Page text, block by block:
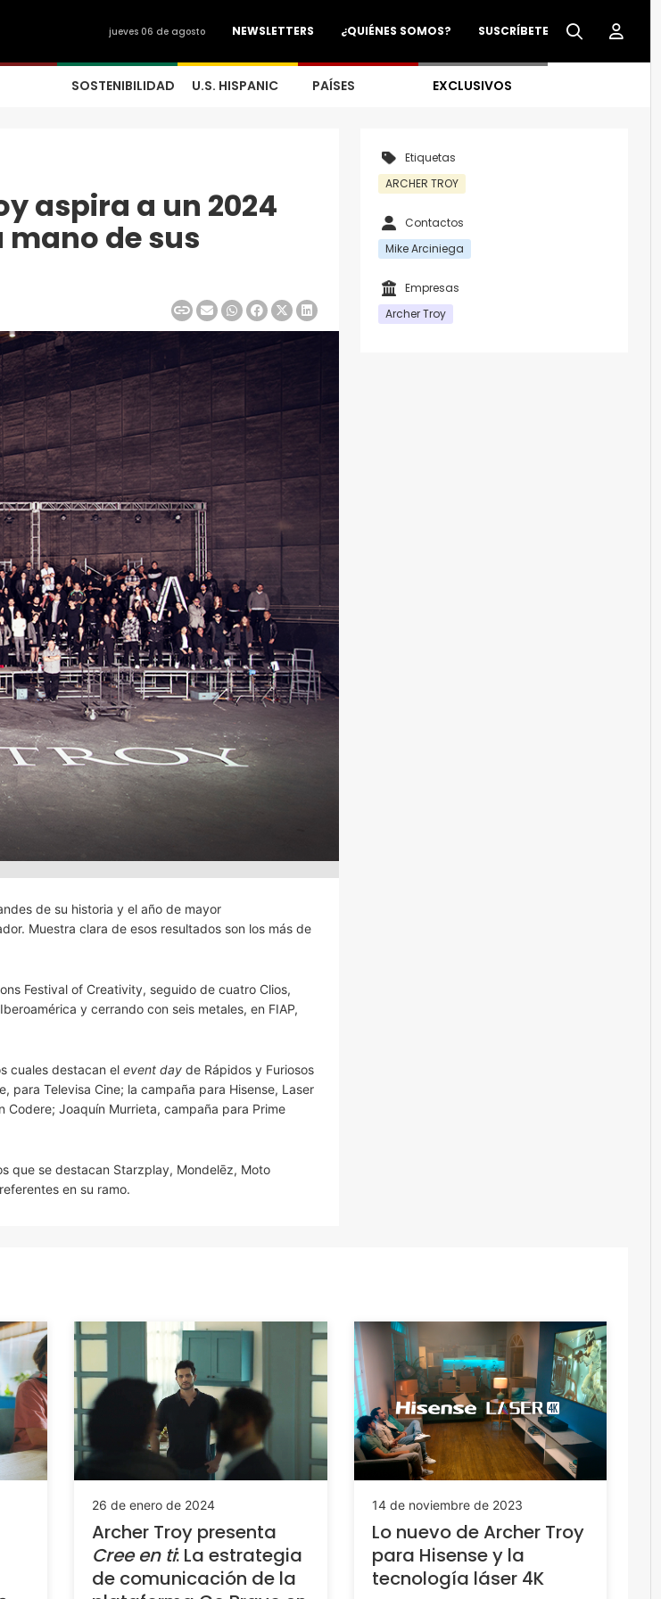
SUSCRÍBETE
¿QUIÉNES SOMOS?
NEWSLETTERS
jueves 06 de agosto
SOSTENIBILIDAD U.S. HISPANIC PAÍSES EXCLUSIVOS
aspira a un 2024
de sus
de su historia y el año de mayor
Muestra clara de esos resultados son los más de
Festival of Creativity, seguido de cuatro Clios,
y cerrando con seis metales, en FIAP,
cuales destacan el event day de Rápidos y Furiosos
para Televisa Cine; la campaña para Hisense, Laser
Codere; Joaquín Murrieta, campaña para Prime
que se destacan Starzplay, Mondelēz, Moto
en su ramo.
Etiquetas
ARCHER TROY
Contactos
Mike Arciniega
Empresas
Archer Troy
26 de enero de 2024
Archer Troy presenta
Cree en ti: La estrategia
de comunicación de la
14 de noviembre de 2023
Lo nuevo de Archer Troy
para Hisense y la
tecnología láser 4K